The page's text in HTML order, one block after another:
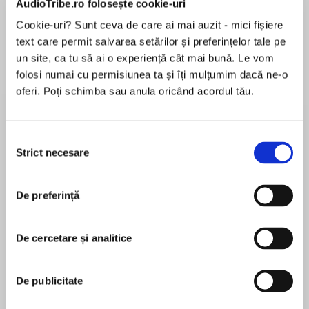
AudioTribe.ro folosește cookie-uri
Cookie-uri? Sunt ceva de care ai mai auzit - mici fișiere
text care permit salvarea setărilor și preferințelor tale pe
un site, ca tu să ai o experiență cât mai bună. Le vom
folosi numai cu permisiunea ta și îți mulțumim dacă ne-o
oferi. Poți schimba sau anula oricând acordul tău.
consimțământului
Strict necesare
De preferință
De cercetare și analitice
De publicitate
Desprecarte
‘Original and thought-provoking’ Sunday Times
bestseller Katie Fforde
Milly Johnson
P is for Paris where it all began. J is for Jealousy
where it all came undone. But the most
hardest of all.
Sisters Poppy and Rose used to be as close as
two sisters could be, but it’s been over a
pentru această carte
Debbie Johnson is a best-selling author who lives